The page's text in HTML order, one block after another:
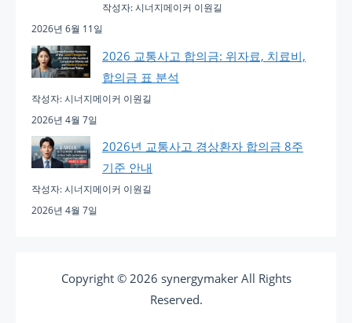
작성자: 시너지메이커 이원길
2026년 6월 11일
2026 교통사고 합의금: 위자료, 치료비,
합의금 표 분석
작성자: 시너지메이커 이원길
2026년 4월 7일
2026년 교통사고 경상환자 합의금 8주
기준 안내
작성자: 시너지메이커 이원길
2026년 4월 7일
Copyright © 2026 synergymaker All Rights
Reserved.